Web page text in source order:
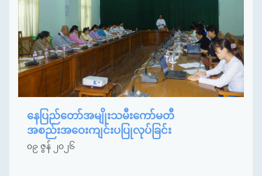
နေပြည်တော်အမျိုးသမီးကော်မတီ
အစည်းအဝေးကျင်းပပြုလုပ်ခြင်း
၀၉ ဇွန် ၂၀၂၆